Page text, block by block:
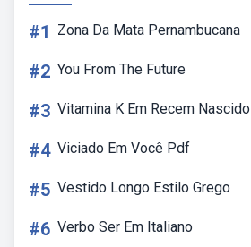
#1 Zona Da Mata Pernambucana
#2 You From The Future
#3 Vitamina K Em Recem Nascido
#4 Viciado Em Você Pdf
#5 Vestido Longo Estilo Grego
#6 Verbo Ser Em Italiano